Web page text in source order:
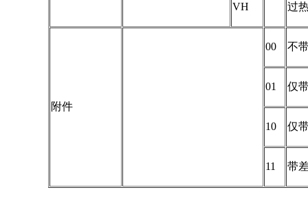
VH 过
附件
00 不
01 仅
10 仅
11 带